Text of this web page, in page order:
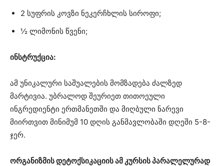
2 სუფრის კოვზი ნეკერჩხლის სიროფი;
½ ლიმონის წვენი;
ინსტრუქცია:
ამ უნიკალური საშუალების მომზადება ძალზედ
მარტივია. უბრალოდ შეურიეთ თითოეული
ინგრედიენტი ერთმანეთში და მიღბული ნარევი
მიირთვით მინიმუმ 10 დღის განმავლობაში დღეში 5-8-
ჯერ.
ორგანიზმის დეტოქსიკაციის ამ კურსის პარალელურად